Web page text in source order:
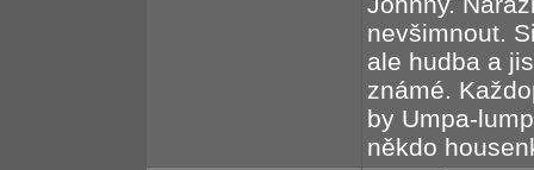
nevšimnout.
ale hudba a
známé.
by Umpa-
někdo